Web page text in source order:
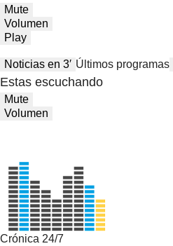
Mute
Volumen
Play
Noticias en 3′ Últimos programas
Estas escuchando
Mute
Volumen
Crónica 24/7